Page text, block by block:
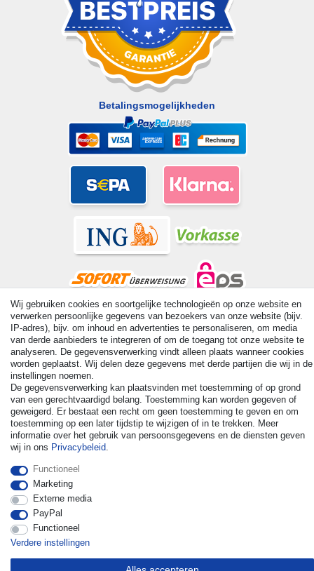
Betalingsmogelijkheden
© Copyright 2026 | Alle rechten voorbehouden. - All rights
reserved. Prices incl. VAT. 19% VAT Basic prices see article detail
| * Applies to deliveries to the UK!
Wij gebruiken cookies en soortgelijke technologieën op onze website en
verwerken persoonlijke gegevens van bezoekers van onze website (bijv.
IP-adres), bijv. om inhoud en advertenties te personaliseren, om media
van derde aanbieders te integreren of om de toegang tot onze website te
analyseren. De gegevensverwerking vindt alleen plaats wanneer cookies
worden geplaatst. Wij delen deze gegevens met derde partijen die wij in de
instellingen noemen.
De gegevensverwerking kan plaatsvinden met toestemming of op grond
van een gerechtvaardigd belang. Toestemming kan worden gegeven of
geweigerd. Er bestaat een recht om geen toestemming te geven en om
toestemming op een later tijdstip te wijzigen of in te trekken. Meer
informatie over het gebruik van persoonsgegevens en de diensten geven
wij in ons Privacybeleid.
Functioneel
Marketing
Externe media
PayPal
Functioneel
Verdere instellingen
Herroepingsrecht uitoefenen